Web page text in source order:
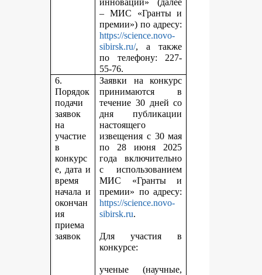
инноваций» (далее
– МИС «Гранты и
премии») по адресу:
https://science.novo-
sibirsk.ru/, а также
по телефону: 227-
55-76.
6.
Порядок
подачи
заявок
на
участие
в
конкурс
е, дата и
время
начала и
окончан
ия
приема
заявок
Заявки на конкурс
принимаются в
течение 30 дней со
дня публикации
настоящего
извещения с 30 мая
по 28 июня 2025
года включительно
с использованием
МИС «Гранты и
премии» по адресу:
https://science.novo-
sibirsk.ru.
Для участия в
конкурсе:
ученые (научные,